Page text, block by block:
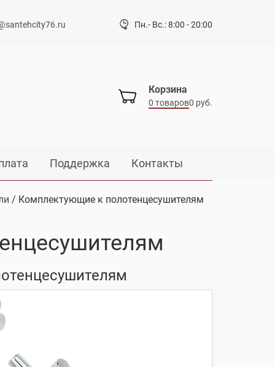
Пн.- Вс.: 8:00 - 20:00
Корзина
0 товаров0 руб.
Поддержка Контакты
/ Комплектующие к полотенцесушителям